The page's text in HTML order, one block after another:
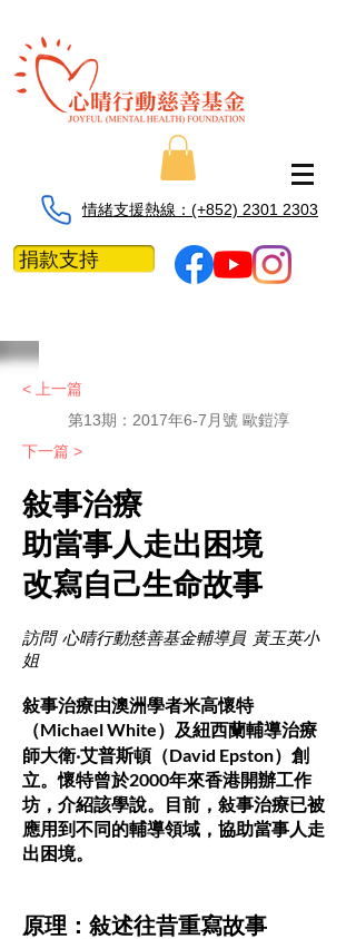
情緒支援熱線：​​(+852) 2301 2303
捐款支持
< 上一篇
第13期：2017年6-7月號 歐鎧淳
下一篇 >
敍事治療
助當事人走出困境
改寫自己生命故事
訪問 心晴行動慈善基金輔導員 黃玉英小
姐
敍事治療由澳洲學者米高懷特
（Michael White）及紐西蘭輔導治療
師大衛‧艾普斯頓（David Epston）創
立。懷特曾於2000年來香港開辦工作
坊，介紹該學說。目前，敍事治療已被
應用到不同的輔導領域，協助當事人走
出困境。
原理：敍述往昔重寫故事